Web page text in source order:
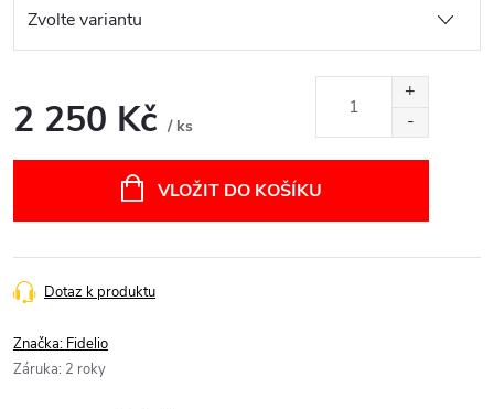
2 250 Kč / ks
VLOŽIT DO KOŠÍKU
Dotaz k produktu
Značka: Fidelio
Záruka: 2 roky